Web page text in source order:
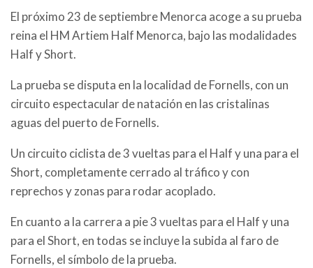
El próximo 23 de septiembre Menorca acoge a su prueba
reina el HM Artiem Half Menorca, bajo las modalidades
Half y Short.
La prueba se disputa en la localidad de Fornells, con un
circuito espectacular de natación en las cristalinas
aguas del puerto de Fornells.
Un circuito ciclista de 3 vueltas para el Half y una para el
Short, completamente cerrado al tráfico y con
reprechos y zonas para rodar acoplado.
En cuanto a la carrera a pie 3 vueltas para el Half y una
para el Short, en todas se incluye la subida al faro de
Fornells, el símbolo de la prueba.